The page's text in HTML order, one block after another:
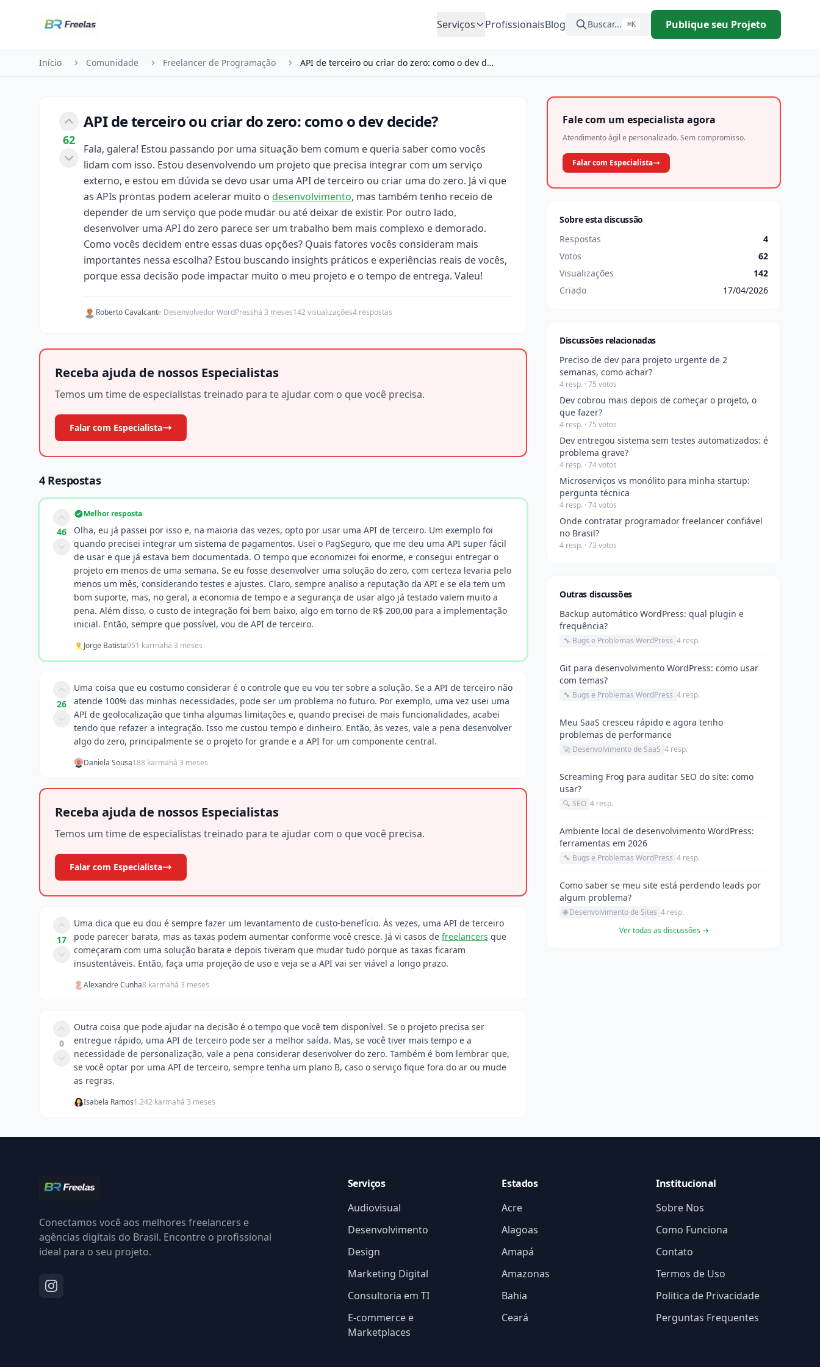
Serviços
ProfissionaisBlog Buscar... ⌘K Publique seu Projeto
Início Comunidade Freelancer de Programação API de terceiro ou criar do zero: como o dev dec…
62
API de terceiro ou criar do zero: como o dev decide?
Fala, galera! Estou passando por uma situação bem comum e queria saber como vocês
lidam com isso. Estou desenvolvendo um projeto que precisa integrar com um serviço
externo, e estou em dúvida se devo usar uma API de terceiro ou criar uma do zero. Já vi que
as APIs prontas podem acelerar muito o desenvolvimento, mas também tenho receio de
depender de um serviço que pode mudar ou até deixar de existir. Por outro lado,
desenvolver uma API do zero parece ser um trabalho bem mais complexo e demorado.
Como vocês decidem entre essas duas opções? Quais fatores vocês consideram mais
importantes nessa escolha? Estou buscando insights práticos e experiências reais de vocês,
porque essa decisão pode impactar muito o meu projeto e o tempo de entrega. Valeu!
Roberto Cavalcanti· Desenvolvedor WordPresshá 3 meses142 visualizações4 respostas
Receba ajuda de nossos Especialistas
Temos um time de especialistas treinado para te ajudar com o que você precisa.
Falar com Especialista
4 Respostas
46
Melhor resposta
Olha, eu já passei por isso e, na maioria das vezes, opto por usar uma API de terceiro. Um exemplo foi
quando precisei integrar um sistema de pagamentos. Usei o PagSeguro, que me deu uma API super fácil
de usar e que já estava bem documentada. O tempo que economizei foi enorme, e consegui entregar o
projeto em menos de uma semana. Se eu fosse desenvolver uma solução do zero, com certeza levaria pelo
menos um mês, considerando testes e ajustes. Claro, sempre analiso a reputação da API e se ela tem um
bom suporte, mas, no geral, a economia de tempo e a segurança de usar algo já testado valem muito a
pena. Além disso, o custo de integração foi bem baixo, algo em torno de R$ 200,00 para a implementação
inicial. Então, sempre que possível, vou de API de terceiro.
Jorge Batista951 karmahá 3 meses
26
Uma coisa que eu costumo considerar é o controle que eu vou ter sobre a solução. Se a API de terceiro não
atende 100% das minhas necessidades, pode ser um problema no futuro. Por exemplo, uma vez usei uma
API de geolocalização que tinha algumas limitações e, quando precisei de mais funcionalidades, acabei
tendo que refazer a integração. Isso me custou tempo e dinheiro. Então, às vezes, vale a pena desenvolver
algo do zero, principalmente se o projeto for grande e a API for um componente central.
Daniela Sousa188 karmahá 3 meses
Receba ajuda de nossos Especialistas
Temos um time de especialistas treinado para te ajudar com o que você precisa.
Falar com Especialista
17
Uma dica que eu dou é sempre fazer um levantamento de custo-benefício. Às vezes, uma API de terceiro
pode parecer barata, mas as taxas podem aumentar conforme você cresce. Já vi casos de freelancers que
começaram com uma solução barata e depois tiveram que mudar tudo porque as taxas ficaram
insustentáveis. Então, faça uma projeção de uso e veja se a API vai ser viável a longo prazo.
Alexandre Cunha8 karmahá 3 meses
0
Outra coisa que pode ajudar na decisão é o tempo que você tem disponível. Se o projeto precisa ser
entregue rápido, uma API de terceiro pode ser a melhor saída. Mas, se você tiver mais tempo e a
necessidade de personalização, vale a pena considerar desenvolver do zero. Também é bom lembrar que,
se você optar por uma API de terceiro, sempre tenha um plano B, caso o serviço fique fora do ar ou mude
as regras.
Isabela Ramos1.242 karmahá 3 meses
Fale com um especialista agora
Atendimento ágil e personalizado. Sem compromisso.
Falar com Especialista
Sobre esta discussão
Respostas
4
Votos
62
Visualizações
142
Criado
17/04/2026
Discussões relacionadas
Preciso de dev para projeto urgente de 2
semanas, como achar?
4 resp. · 75 votos
Dev cobrou mais depois de começar o projeto, o
que fazer?
4 resp. · 75 votos
Dev entregou sistema sem testes automatizados: é
problema grave?
4 resp. · 74 votos
Microserviços vs monólito para minha startup:
pergunta técnica
4 resp. · 74 votos
Onde contratar programador freelancer confiável
no Brasil?
4 resp. · 73 votos
Outras discussões
Backup automático WordPress: qual plugin e
frequência?
🔧 Bugs e Problemas WordPress 4 resp.
Git para desenvolvimento WordPress: como usar
com temas?
🔧 Bugs e Problemas WordPress 4 resp.
Meu SaaS cresceu rápido e agora tenho
problemas de performance
🚀 Desenvolvimento de SaaS 4 resp.
Screaming Frog para auditar SEO do site: como
usar?
🔍 SEO 4 resp.
Ambiente local de desenvolvimento WordPress:
ferramentas em 2026
🔧 Bugs e Problemas WordPress 4 resp.
Como saber se meu site está perdendo leads por
algum problema?
🌐 Desenvolvimento de Sites 4 resp.
Ver todas as discussões →
Conectamos você aos melhores freelancers e
agências digitais do Brasil. Encontre o profissional
ideal para o seu projeto.
Serviços
Audiovisual
Desenvolvimento
Design
Marketing Digital
Consultoria em TI
E-commerce e
Marketplaces
Estados
Acre
Alagoas
Amapá
Amazonas
Bahia
Ceará
Institucional
Sobre Nos
Como Funciona
Contato
Termos de Uso
Politica de Privacidade
Perguntas Frequentes